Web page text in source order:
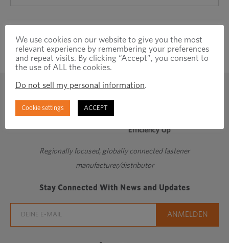
Regionally focused, globally connected fastener
manufacturer/distributor
Stay Connected With News and Updates
We use cookies on our website to give you the most
relevant experience by remembering your preferences
and repeat visits. By clicking “Accept”, you consent to
the use of ALL the cookies.
Do not sell my personal information.
Cookie settings ACCEPT